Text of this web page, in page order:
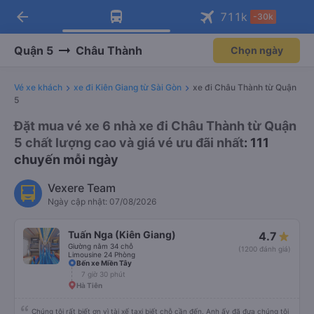
Tải app Vexere ngay!
Nhận ưu đãi thành viên độc
Mở app
Tải app Vexere
-30k/ghế khi đặt vé máy bay qua
Mở app
arrow_back 711 k -30k
Quận 5 Châu Thành Chọn ngày
Vé xe khách xe đi Kiên Giang từ Sài Gòn
xe đi Châu Thành từ Quận
5
Đặt mua vé xe 6 nhà xe đi Châu Thành từ Quận
5 chất lượng cao và giá vé ưu đãi nhất: 111
chuyến mỗi ngày
Vexere Team
Ngày cập nhật: 07/08/2026
Tuấn Nga (Kiên Giang)
Giường nằm 34 chỗ
Limousine 24 Phòng
4.7
(1200 đánh giá)
Bến xe Miền Tây
7 giờ 30 phút
Hà Tiên
Chúng tôi rất biết ơn vì tài xế taxi biết chỗ cần đến. Anh ấy đã đưa chúng tôi